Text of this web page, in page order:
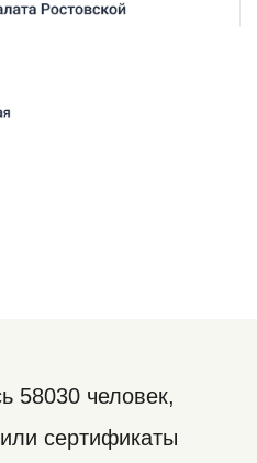
58030 человек,
сертификаты